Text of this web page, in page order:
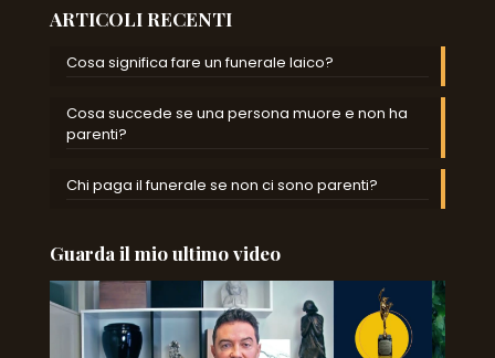
ARTICOLI RECENTI
Cosa significa fare un funerale laico?
Cosa succede se una persona muore e non ha
parenti?
Chi paga il funerale se non ci sono parenti?
Guarda il mio ultimo video